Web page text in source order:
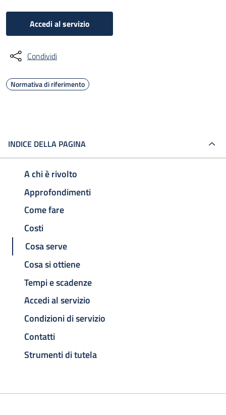
Accedi al servizio
Condividi
Normativa di riferimento
INDICE DELLA PAGINA
A chi è rivolto
Approfondimenti
Come fare
Costi
Cosa serve
Cosa si ottiene
Tempi e scadenze
Accedi al servizio
Condizioni di servizio
Contatti
Strumenti di tutela